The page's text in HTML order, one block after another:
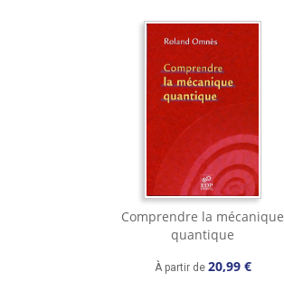
Comprendre la mécanique
quantique
À partir de 20,99 €